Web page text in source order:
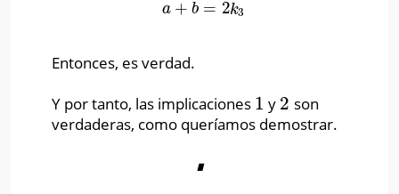
a + b = 2k3
a+ b= 2k 3
Entonces, es verdad.
Y por tanto, las implicaciones 1
1 y 2
2 son
verdaderas, como queríamos demostrar.
∎